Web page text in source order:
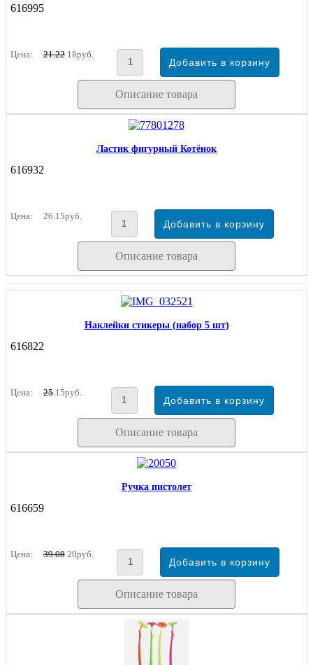
616995
Цена: 21.22 18руб.
Описание товара
Ластик фигурный Котёнок
616932
Цена: 26.15руб.
Описание товара
Наклейки стикеры (набор 5 шт)
616822
Цена: 25 15руб.
Описание товара
Ручка пистолет
616659
Цена: 39.08 20руб.
Описание товара